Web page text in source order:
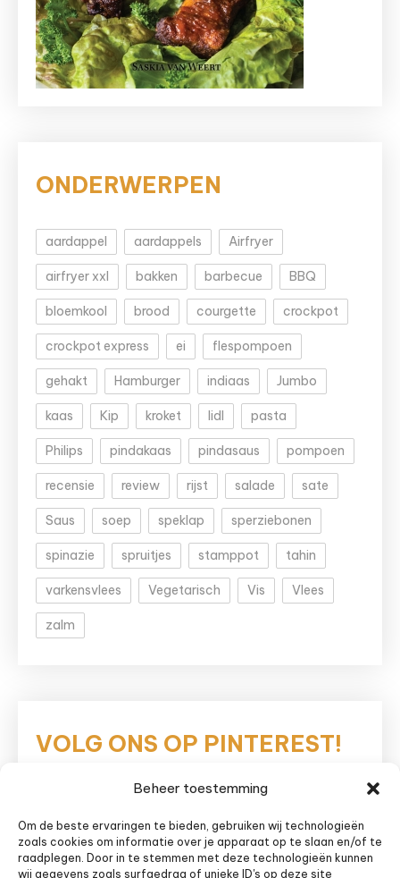
Beheer toestemming
Om de beste ervaringen te bieden, gebruiken wij technologieën
zoals cookies om informatie over je apparaat op te slaan en/of te
raadplegen. Door in te stemmen met deze technologieën kunnen
wij gegevens zoals surfgedrag of unieke ID's op deze site
ONDERWERPEN
aardappel aardappels Airfryer
airfryer xxl bakken barbecue BBQ
bloemkool brood courgette crockpot
crockpot express ei flespompoen
gehakt Hamburger indiaas Jumbo
kaas Kip kroket lidl pasta
Philips pindakaas pindasaus pompoen
recensie review rijst salade sate
Saus soep speklap sperziebonen
spinazie spruitjes stamppot tahin
varkensvlees Vegetarisch Vis Vlees
zalm
VOLG ONS OP PINTEREST!